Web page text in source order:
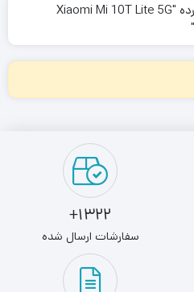
محصولات برچسب خورده "Xiaomi Mi 10T Lite 5G
1322+
سفارشات ارسال شده